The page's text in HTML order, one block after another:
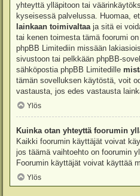
yhteyttä ylläpitoon tai
kyseisessä palvelussa. Huomaa,
lainkaan toimivaltaaja sitä ei
tai kenen toimesta tämä foorumi
phpBB Limitediin missään
sivustoon tai pelkkään phpBB-
sähköpostia phpBB Limitedille
tämän sovelluksen käytöstä, voit
vastausta, jos edes vastausta
Ylös
Kuinka otan yhteyttä foorumin
Kaikki foorumin käyttäjät voivat
jos täämä vaihtoehto on foorumin
Foorumin käyttäjät voivat käyttää
Ylös